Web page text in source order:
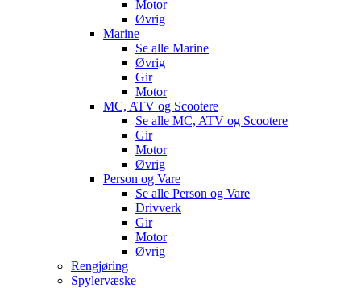
Motor
Øvrig
Marine
Se alle Marine
Øvrig
Gir
Motor
MC, ATV og Scootere
Se alle MC, ATV og Scootere
Gir
Motor
Øvrig
Person og Vare
Se alle Person og Vare
Drivverk
Gir
Motor
Øvrig
Rengjøring
Spylervæske